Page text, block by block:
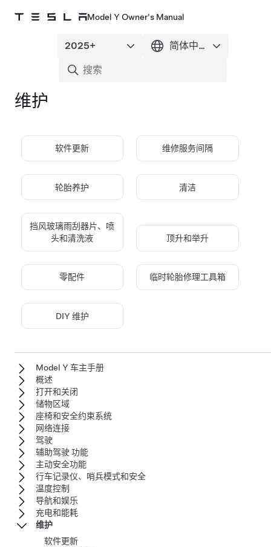
Model Y Owner's Manual
维护
软件更新 维修服务间隔
轮胎养护 清洁
挡风玻璃雨刮器片、喷
头和清洗液
顶升和举升
零配件 临时轮胎修理工具箱
DIY 维护
Model Y 车主手册
概述
打开和关闭
储物区域
座椅和安全约束系统
网络连接
驾驶
辅助驾驶 功能
主动安全功能
行车记录仪、哨兵模式和安全
温度控制
导航和娱乐
充电和能耗
维护
软件更新